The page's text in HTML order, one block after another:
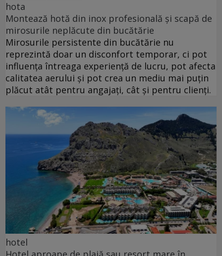
hota
Montează hotă din inox profesională și scapă de
mirosurile neplăcute din bucătărie
Mirosurile persistente din bucătărie nu
reprezintă doar un disconfort temporar, ci pot
influența întreaga experiență de lucru, pot afecta
calitatea aerului și pot crea un mediu mai puțin
plăcut atât pentru angajați, cât și pentru clienți.
hotel